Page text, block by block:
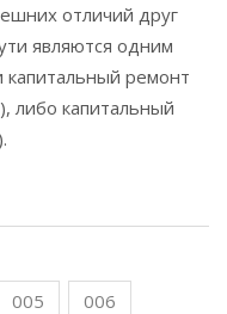
отличий друг
являются одним
ремонт
либо капитальный
005 006